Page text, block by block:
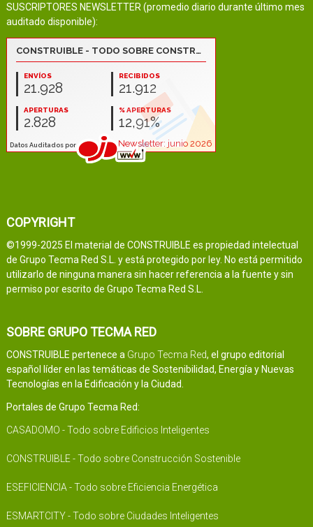
SUSCRIPTORES NEWSLETTER (promedio diario durante último mes
auditado disponible):
COPYRIGHT
©1999-2025 El material de CONSTRUIBLE es propiedad intelectual
de Grupo Tecma Red S.L. y está protegido por ley. No está permitido
utilizarlo de ninguna manera sin hacer referencia a la fuente y sin
permiso por escrito de Grupo Tecma Red S.L.
SOBRE GRUPO TECMA RED
CONSTRUIBLE pertenece a Grupo Tecma Red, el grupo editorial
español líder en las temáticas de Sostenibilidad, Energía y Nuevas
Tecnologías en la Edificación y la Ciudad.
Portales de Grupo Tecma Red:
CASADOMO - Todo sobre Edificios Inteligentes
CONSTRUIBLE - Todo sobre Construcción Sostenible
ESEFICIENCIA - Todo sobre Eficiencia Energética
ESMARTCITY - Todo sobre Ciudades Inteligentes